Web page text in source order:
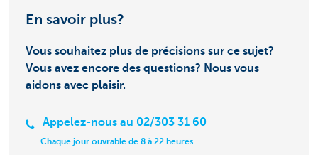
En savoir plus?
Vous souhaitez plus de précisions sur ce sujet?
Vous avez encore des questions? Nous vous
aidons avec plaisir.
Appelez-nous au 02/303 31 60
Chaque jour ouvrable de 8 à 22 heures.